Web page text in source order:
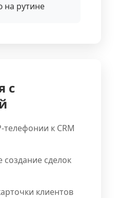
на рутине
с
к CRM
создание сделок
клиентов